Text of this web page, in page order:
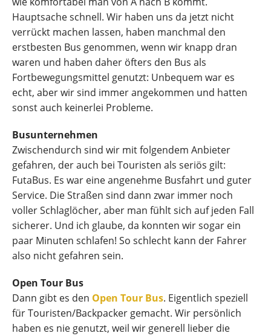
Hauptsache schnell. Wir haben uns da jetzt nicht
verrückt machen lassen, haben manchmal den
erstbesten Bus genommen, wenn wir knapp dran
waren und haben daher öfters den Bus als
Fortbewegungsmittel genutzt: Unbequem war es
echt, aber wir sind immer angekommen und hatten
sonst auch keinerlei Probleme.
Busunternehmen
Zwischendurch sind wir mit folgendem Anbieter
gefahren, der auch bei Touristen als seriös gilt:
FutaBus. Es war eine angenehme Busfahrt und guter
Service. Die Straßen sind dann zwar immer noch
voller Schlaglöcher, aber man fühlt sich auf jeden Fall
sicherer. Und ich glaube, da konnten wir sogar ein
paar Minuten schlafen! So schlecht kann der Fahrer
also nicht gefahren sein.
Open Tour Bus
Dann gibt es den Open Tour Bus. Eigentlich speziell
für Touristen/Backpacker gemacht. Wir persönlich
haben es nie genutzt, weil wir generell lieber die